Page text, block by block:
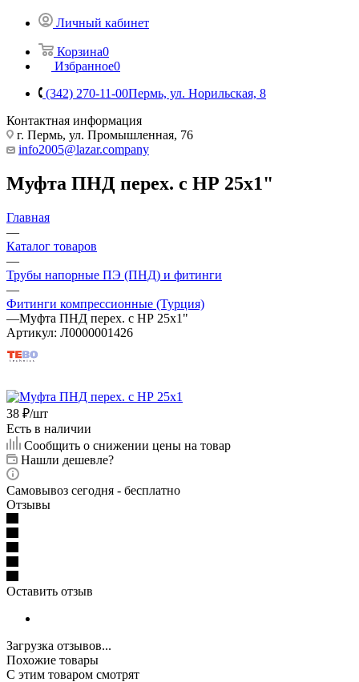
Личный кабинет
Корзина0
Избранное0
(342) 270-11-00Пермь, ул. Норильская, 8
Контактная информация
г. Пермь, ул. Промышленная, 76
info2005@lazar.company
Муфта ПНД перех. с НР 25х1"
Главная
—
Каталог товаров
—
Трубы напорные ПЭ (ПНД) и фитинги
—
Фитинги компрессионные (Турция)
—Муфта ПНД перех. с НР 25х1"
Артикул: Л0000001426
38 ₽/шт
Есть в наличии
Сообщить о снижении цены на товар
Нашли дешевле?
Самовывоз сегодня - бесплатно
Отзывы
Оставить отзыв
Загрузка отзывов...
Похожие товары
С этим товаром смотрят